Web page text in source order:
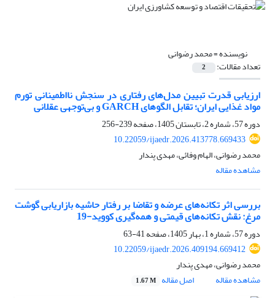
نویسنده =محمد رضوانی
تعداد مقالات: 2
ارزیابی قدرت تبیین مدل‌های رفتاری در سنجش نااطمینانی تورم
مواد غذایی ایران؛ تقابل الگوهای GARCH و بی‌توجهی عقلانی
دوره 57، شماره 2، تابستان 1405، صفحه
239-256
10.22059/ijaedr.2026.413778.669433
محمد رضوانی، الهام وفائی، مهدی پندار
مشاهده مقاله
بررسی اثر تکانه‌های عرضه و تقاضا بر رفتار حاشیه بازاریابی گوشت
مرغ: نقش تکانه‌های قیمتی و همه‌گیری کووید-19
دوره 57، شماره 1، بهار 1405، صفحه
41-63
10.22059/ijaedr.2026.409194.669412
محمد رضوانی، مهدی پندار
مشاهده مقاله
اصل مقاله 1.67 M